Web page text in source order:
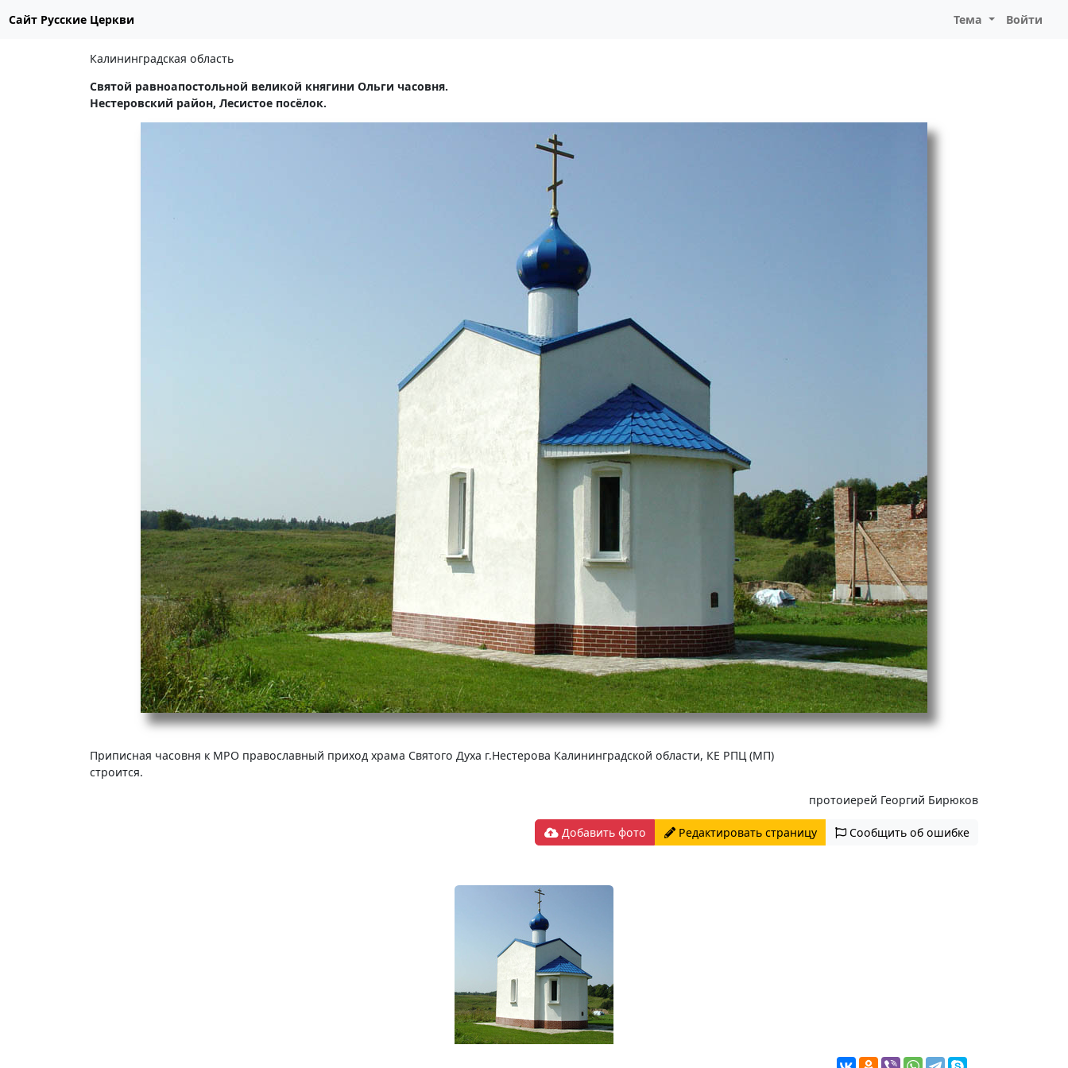
Сайт Русские Церкви Тема Войти
Калининградская область
Святой равноапостольной великой княгини Ольги часовня.
Нестеровский район, Лесистое посёлок.
Приписная часовня к МРО православный приход храма Святого Духа г.Нестерова Калининградской области, КЕ РПЦ (МП)
строится.
протоиерей Георгий Бирюков
Добавить фото Редактировать страницу Сообщить об ошибке